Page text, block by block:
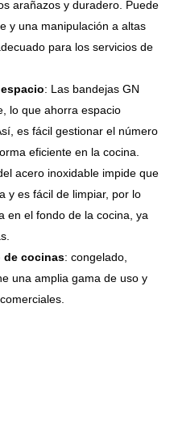
arañazos y duradero. Puede
y una manipulación a altas
para los servicios de
: Las bandejas GN
lo que ahorra espacio
es fácil gestionar el número
eficiente en la cocina.
acero inoxidable impide que
y es fácil de limpiar, por lo
en el fondo de la cocina, ya
de cocinas: congelado,
una amplia gama de uso y